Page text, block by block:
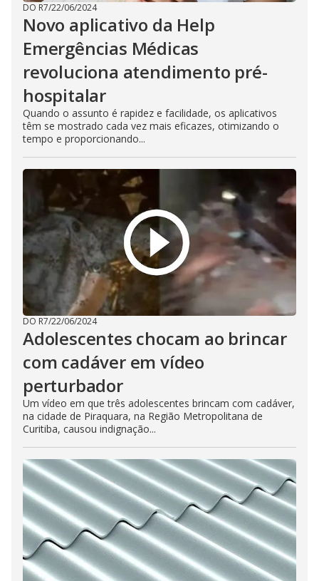
DO R7/22/06/2024
Novo aplicativo da Help
Emergências Médicas
revoluciona atendimento pré-
hospitalar
Quando o assunto é rapidez e facilidade, os aplicativos
têm se mostrado cada vez mais eficazes, otimizando o
tempo e proporcionando...
DO R7/22/06/2024
Adolescentes chocam ao brincar
com cadáver em vídeo
perturbador
Um vídeo em que três adolescentes brincam com cadáver,
na cidade de Piraquara, na Região Metropolitana de
Curitiba, causou indignação...